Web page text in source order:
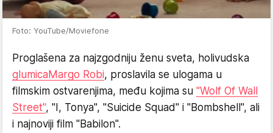
Foto: YouTube/Moviefone
Proglašena za najzgodniju ženu sveta, holivudska
glumica Margo Robi, proslavila se ulogama u
filmskim ostvarenjima, među kojima su "Wolf Of Wall
Street", "I, Tonya", "Suicide Squad" i "Bombshell", ali
i najnoviji film "Babilon".